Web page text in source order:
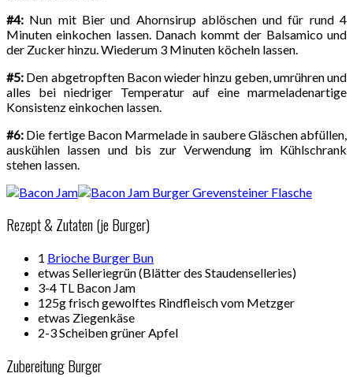
#4: Nun mit Bier und Ahornsirup ablöschen und für rund 4
Minuten einkochen lassen. Danach kommt der Balsamico und
der Zucker hinzu. Wiederum 3 Minuten köcheln lassen.
#5: Den abgetropften Bacon wieder hinzu geben, umrühren und
alles bei niedriger Temperatur auf eine marmeladenartige
Konsistenz einkochen lassen.
#6: Die fertige Bacon Marmelade in saubere Gläschen abfüllen,
auskühlen lassen und bis zur Verwendung im Kühlschrank
stehen lassen.
Rezept & Zutaten (je Burger)
1 Brioche Burger Bun
etwas Selleriegrün (Blätter des Staudenselleries)
3-4 TL Bacon Jam
125g frisch gewolftes Rindfleisch vom Metzger
etwas Ziegenkäse
2-3 Scheiben grüner Apfel
Zubereitung Burger